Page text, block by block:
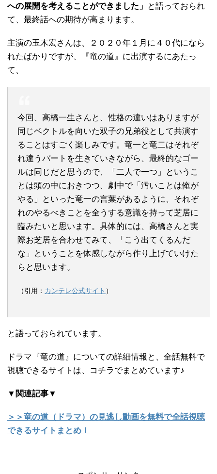
への展開を考えることができました」
と語っておられ
て、最終話への期待が高まります。
主演の玉木宏さんは、２０２０年１月に４０代になら
れたばかりですが、『竜の道』に出演するにあたっ
て、
今回、高橋一生さんと、性格の違いはありますが
同じベクトルを向いた双子の兄弟役として共演す
ることはすごく楽しみです。竜一と竜二はそれぞ
れ違うパートを生きていきながら、最終的なゴー
ルは同じだと思うので、「二人で一つ」というこ
とは頭の中におきつつ、劇中で「汚いことは俺が
やる」といった竜一の言葉があるように、それぞ
れのやるべきことを全うする意識を持って芝居に
臨みたいと思います。具体的には、高橋さんと実
際お芝居を合わせてみて、「こう出てくるんだ
な」ということを体感しながら作り上げていけた
らと思います。
（引用： カンテレ公式サイト ）
と語っておられています。
ドラマ『竜の道』についての詳細情報と、全話無料で
視聴できるサイトは、コチラでまとめています♪
▼関連記事▼
＞＞竜の道（ドラマ）の見逃し動画を無料で全話視聴
できるサイトまとめ！